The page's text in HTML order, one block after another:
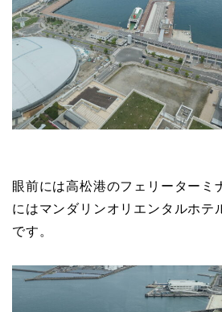
眼前には高松港のフェリーターミ
にはマンダリンオリエンタルホテ
です。